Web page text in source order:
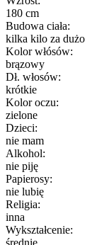
180 cm
Budowa ciała:
kilka kilo za dużo
Kolor włósów:
brązowy
Dł. włosów:
krótkie
Kolor oczu:
zielone
Dzieci:
nie mam
Alkohol:
nie piję
Papierosy:
nie lubię
Religia:
inna
Wykształcenie:
średnie